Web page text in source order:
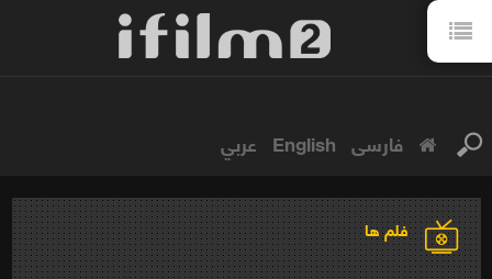
فارسی English عربي
فلم ها